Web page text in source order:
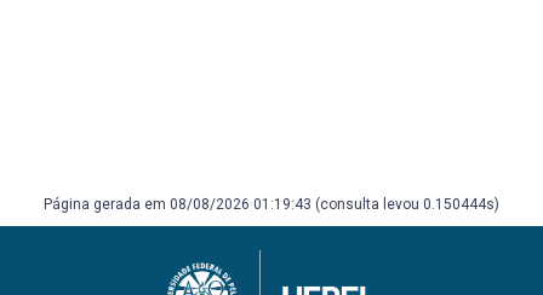
Página gerada em 08/08/2026 01:19:43 (consulta levou 0.150444s)